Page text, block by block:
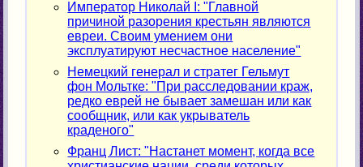
Император Николай I: "Главной
причиной разорения крестьян являются
евреи. Своим умением они
эксплуатируют несчастное население"
Немецкий генерал и стратег Гельмут
фон Мольтке: "При расследовании краж,
редко еврей не бывает замешан или как
сообщник, или как укрыватель
краденого"
Франц Лист: "Настанет момент, когда все